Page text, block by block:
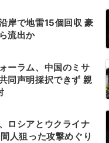
岸で地雷15個回収 豪
流出か
ーラム、中国のミサ
同声明採択できず 親
ロシアとウクライナ
人狙った攻撃めぐり